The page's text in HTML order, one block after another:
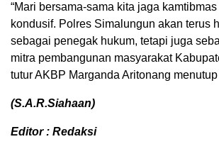
“Mari bersama-sama kita jaga
kondusif. Polres Simalungun akan terus
sebagai penegak hukum, tetapi juga
mitra pembangunan masyarakat
tutur AKBP Marganda Aritonang
(S.A.R.Siahaan)
Editor : Redaksi